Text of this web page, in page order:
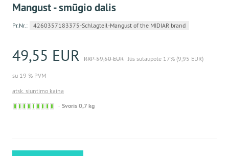
Mangust - smūgio dalis
Pr.Nr.: 4260357183375-Schlagteil-Mangust of the MIDIAR brand
49,55 EUR RRP 59,50 EUR Jūs sutaupote 17% (9,95 EUR)
su 19 % PVM
atsk. siuntimo kaina
Sofort
Svoris 0,7 kg